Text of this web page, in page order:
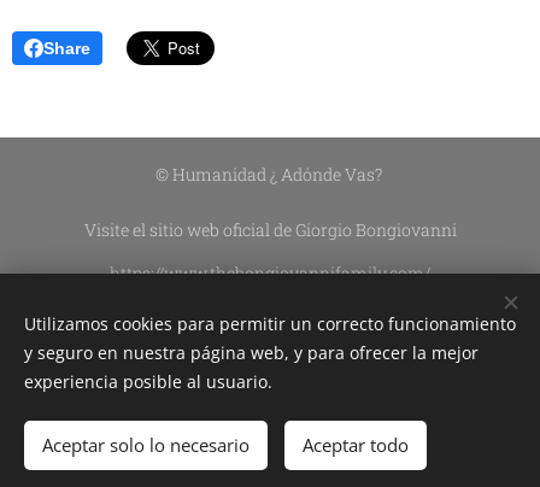
Share
© Humanidad ¿ Adónde Vas?
Visite el sitio web oficial de Giorgio Bongiovanni
https://www.thebongiovannifamily.com/
Asociación Civil Sin Fines De Lucro DEL CIELO A LA TIERRA
Edición de contenidos:
Cookies
Utilizamos cookies para permitir un correcto funcionamiento
y seguro en nuestra página web, y para ofrecer la mejor
experiencia posible al usuario.
Aceptar solo lo necesario Aceptar todo